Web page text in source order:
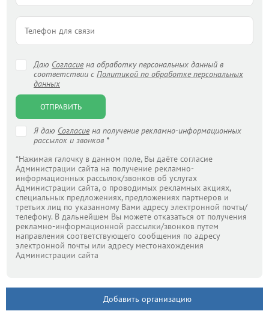
Даю Согласиена обработку персональных данный в
соответствии с Политикой по обработке персональных
данных
ОТПРАВИТЬ
Я даю Согласиена получение рекламно-информационных
рассылок и звонков *
*Нажимая галочку в данном поле, Вы даёте согласие
Администрации сайта на получение рекламно-
информационных рассылок/звонков об услугах
Администрации сайта, о проводимых рекламных акциях,
специальных предложениях, предложениях партнеров и
третьих лиц по указанному Вами адресу электронной почты/
телефону. В дальнейшем Вы можете отказаться от получения
рекламно-информационной рассылки/звонков путем
направления соответствующего сообщения по адресу
электронной почты или адресу местонахождения
Администрации сайта
Добавить организацию